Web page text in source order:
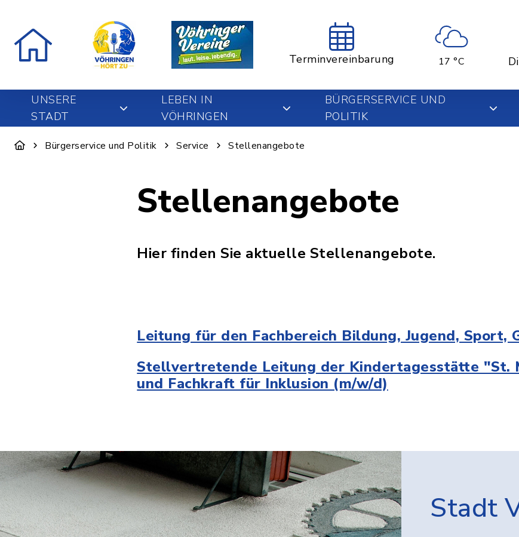
Terminvereinbarung 17 °C
UNSERE
STADT
LEBEN IN
VÖHRINGEN
BÜRGERSERVICE UND
POLITIK
Bürgerservice und Politik Service Stellenangebote
Stellenangebote
Hier finden Sie aktuelle Stellenangebote.
Leitung für den Fachbereich Bildung, Jugend, Sport,
Stellvertretende Leitung der Kindertagesstätte "St.
und Fachkraft für Inklusion (m/w/d)
Stadt